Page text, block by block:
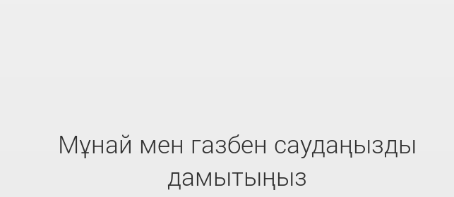
Мұнай мен газбен саудаңызды
дамытыңыз